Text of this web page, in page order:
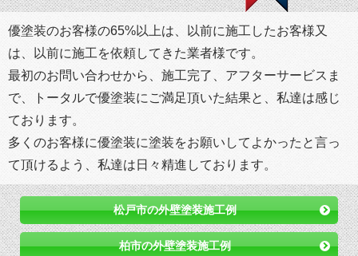
優塗装のお客様の65%以上は、以前に施工したお客様又
は、以前に施工を依頼してきた業者様です。
最初のお問い合わせから、施工完了、アフターサービスま
で、トータルで優塗装にご満足頂いた結果と、私達は感じ
ております。
多くのお客様に優塗装に塗装をお願いしてよかったと言っ
て頂けるよう、私達は日々精進しております。
松戸市の外壁塗装施工例
柏市の外壁塗装施工例